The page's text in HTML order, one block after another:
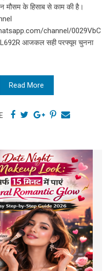
मौसम के हिसाब से काम की है।
channel/0029VbC
आजकल सही परफ्यूम चुनना
Read More